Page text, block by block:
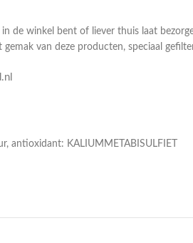
de winkel bent of liever thuis laat
van deze producten, speciaal
antioxidant: KALIUMMETABISULFIET